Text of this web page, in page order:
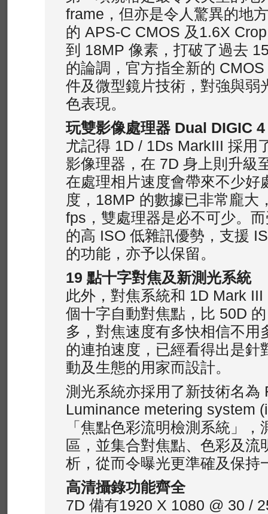
frame，但亦是令人驚異的地
的 APS-C CMOS 及1.6X
到 18MP 像素，打破了過去
的論調，官方指全新的
件及微型鏡片技術，對強與弱
色表現。
玩雙影像處理器 Dual DIGIC 4
尤記得 1D / 1Ds MarkIII 採用
影像理器，在 7D 身上則升級
在處理相片速度會帶來不少好
度，18MP 的數據已非常龐大
fps，雙處理器是必不可少。
的高 ISO 低雜訊優勢，支援
的功能，亦予以保留。
19 點十字對焦及新測光系統
此外，對焦系統和 1D Mark
個十字自動對焦點，比 50D
多，對焦速度有多快相信不用
的連拍速度，已經看得出是針
動及生態的用家而設計。
測光系統亦採用了新技術名為
Luminance metering system
「焦點色彩流明檢測系統」
區，並集合對焦點、色彩及流
析，從而令曝光更準確及保持
高清攝錄功能齊全
7D 備有1920 X 1080 @ 30 /